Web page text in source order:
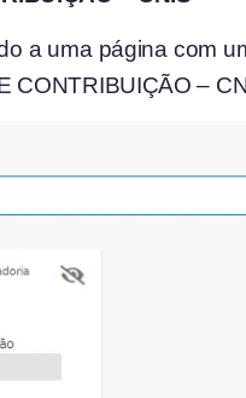
a uma página com
CONTRIBUIÇÃO –